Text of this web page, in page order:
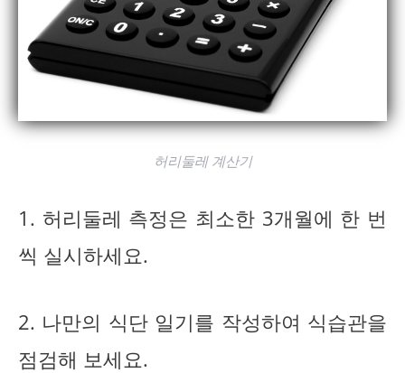
허리둘레 계산기
1. 허리둘레 측정은 최소한 3개월에 한 번
씩 실시하세요.
2. 나만의 식단 일기를 작성하여 식습관을
점검해 보세요.